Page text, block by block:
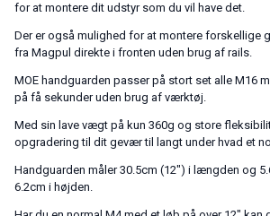
for at montere dit udstyr som du vil have det.
Der er også mulighed for at montere forskellige
fra Magpul direkte i fronten uden brug af rails.
MOE handguarden passer på stort set alle M16
på få sekunder uden brug af værktøj.
Med sin lave vægt på kun 360g og store
opgradering til dit gevær til langt under hvad et
Handguarden måler 30.5cm (12″) i længden og
6.2cm i højden.